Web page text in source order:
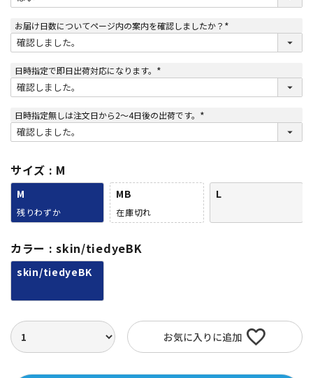
須
お届け日数についてページ内の案内を確認しましたか？
(
須
日時指定で即日出荷対応になります。
(
須
日時指定無しは注文日から2～4日後の出荷です。
(
須
サイズ M
M
残りわずか
MB
在庫切れ
L
カラー skin/tiedyeBK
skin/tiedyeBK
お気に入りに追加